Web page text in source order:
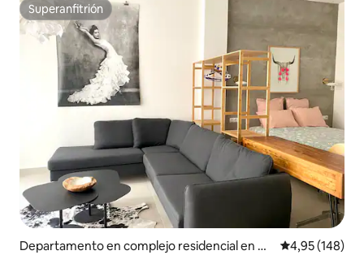
Superanfitrión
Superanfitrión
Departamento en complejo residencial en Cu
Calificación
4,95 (148)